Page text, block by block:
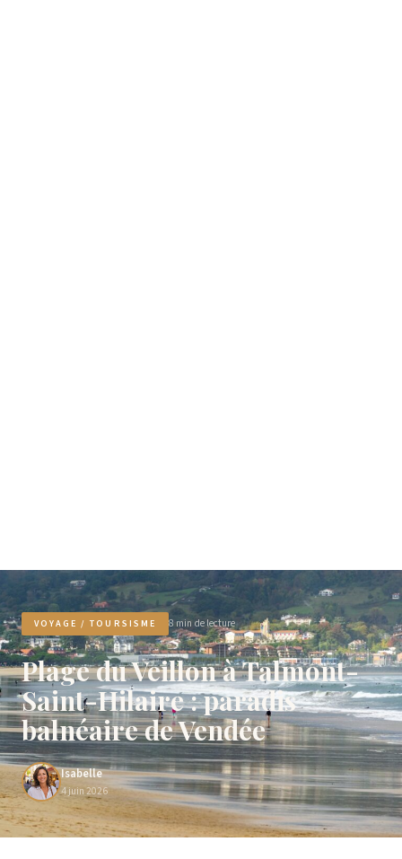
VOYAGE / TOURSISME 8 min de lecture
Plage du Veillon à Talmont-
Saint-Hilaire : paradis
balnéaire de Vendée
Isabelle
4 juin 2026